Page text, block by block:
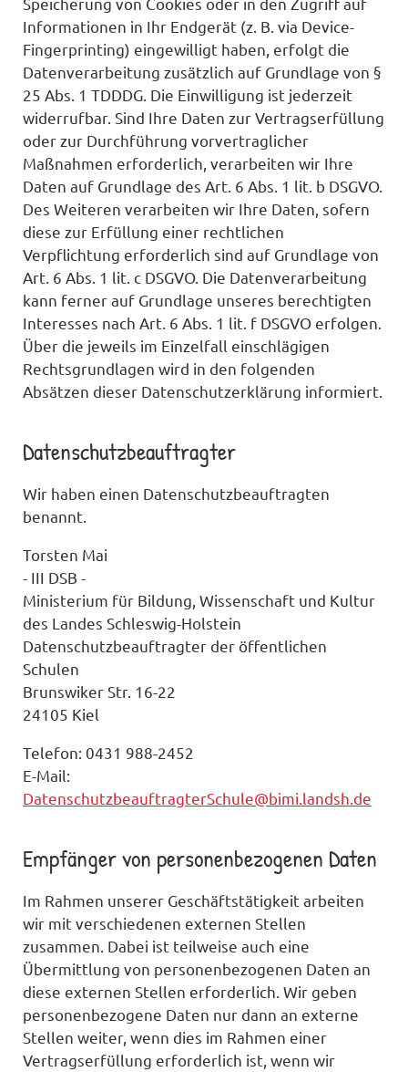
Informationen in Ihr Endgerät (z. B. via Device-
Fingerprinting) eingewilligt haben, erfolgt die
Datenverarbeitung zusätzlich auf Grundlage von §
25 Abs. 1 TDDDG. Die Einwilligung ist jederzeit
widerrufbar. Sind Ihre Daten zur Vertragserfüllung
oder zur Durchführung vorvertraglicher
Maßnahmen erforderlich, verarbeiten wir Ihre
Daten auf Grundlage des Art. 6 Abs. 1 lit. b DSGVO.
Des Weiteren verarbeiten wir Ihre Daten, sofern
diese zur Erfüllung einer rechtlichen
Verpflichtung erforderlich sind auf Grundlage von
Art. 6 Abs. 1 lit. c DSGVO. Die Datenverarbeitung
kann ferner auf Grundlage unseres berechtigten
Interesses nach Art. 6 Abs. 1 lit. f DSGVO erfolgen.
Über die jeweils im Einzelfall einschlägigen
Rechtsgrundlagen wird in den folgenden
Absätzen dieser Datenschutzerklärung informiert.
Datenschutz­beauftragter
Wir haben einen Datenschutzbeauftragten
benannt.
Torsten Mai
- III DSB -
Ministerium für Bildung, Wissenschaft und Kultur
des Landes Schleswig-Holstein
Datenschutzbeauftragter der öffentlichen
Schulen
Brunswiker Str. 16-22
24105 Kiel
Telefon: 0431 988-2452
E-Mail:
DatenschutzbeauftragterSchule@bimi.landsh.de
Empfänger von personenbezogenen Daten
Im Rahmen unserer Geschäftstätigkeit arbeiten
wir mit verschiedenen externen Stellen
zusammen. Dabei ist teilweise auch eine
Übermittlung von personenbezogenen Daten an
diese externen Stellen erforderlich. Wir geben
personenbezogene Daten nur dann an externe
Stellen weiter, wenn dies im Rahmen einer
Vertragserfüllung erforderlich ist, wenn wir